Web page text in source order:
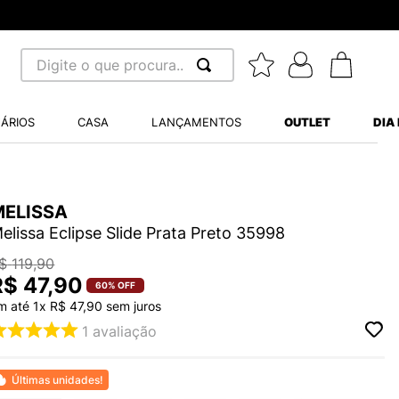
Digite o que procura...
CASA LANÇAMENTOS OUTLET DIA
Eclipse Slide Prata Preto 35998
119,90
47,90 60% OFF
até1x R$ 47,90 sem juros
1 avaliação
Últimas unidades!
BALANCE 530
WHITE
VANS ULTRARANGE